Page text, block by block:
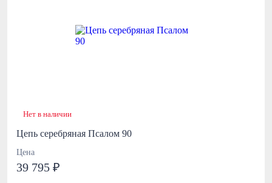
Нет в наличии
Цепь серебряная Псалом 90
Цена
39 795 ₽